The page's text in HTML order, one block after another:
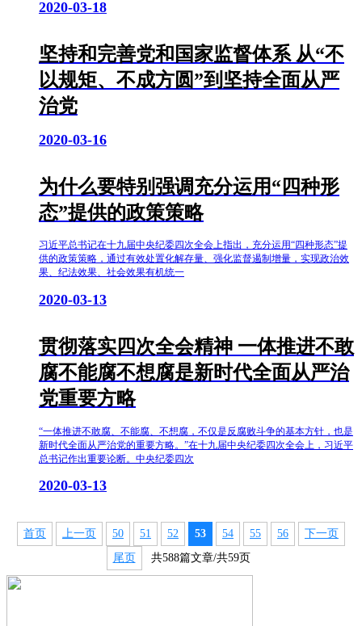
2020-03-18
坚持和完善党和国家监督体系 从“不
以规矩、不成方圆”到坚持全面从严
治党
2020-03-16
为什么要特别强调充分运用“四种形
态”提供的政策策略
习近平总书记在十九届中央纪委四次全会上指出，充分运用“四种形态”提
供的政策策略，通过有效处置化解存量、强化监督遏制增量，实现政治效
果、纪法效果、社会效果有机统一
2020-03-13
贯彻落实四次全会精神 一体推进不敢
腐不能腐不想腐是新时代全面从严治
党重要方略
“一体推进不敢腐、不能腐、不想腐，不仅是反腐败斗争的基本方针，也是
新时代全面从严治党的重要方略。”在十九届中央纪委四次全会上，习近平
总书记作出重要论断。中央纪委四次
2020-03-13
首页 上一页 50 51 52 53 54 55 56
下一页
尾页
共588篇文章/共59页